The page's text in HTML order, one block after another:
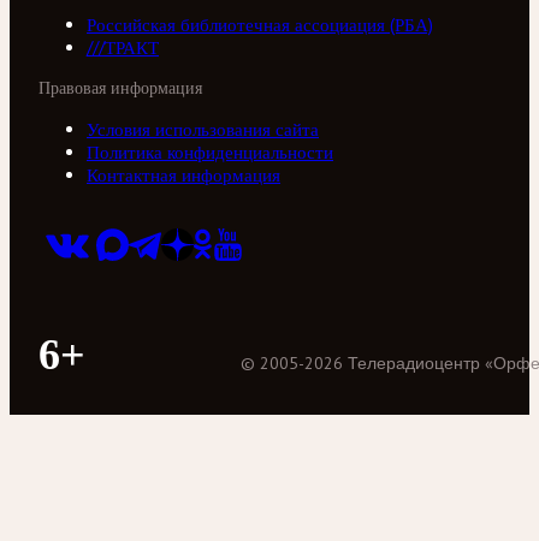
Российская библиотечная ассоциация (РБА)
///ТРАКТ
Правовая информация
Условия использования сайта
Политика конфиденциальности
Контактная информация
6+ © 2005-2026 Телерадиоцентр